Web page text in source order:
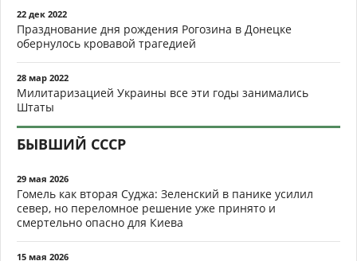
22 дек 2022
Празднование дня рождения Рогозина в Донецке
обернулось кровавой трагедией
28 мар 2022
Милитаризацией Украины все эти годы занимались
Штаты
БЫВШИЙ СССР
29 мая 2026
Гомель как вторая Суджа: Зеленский в панике усилил
север, но переломное решение уже принято и
смертельно опасно для Киева
15 мая 2026